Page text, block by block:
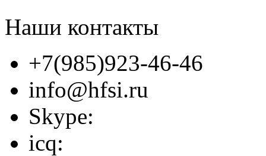
Наши контакты
+7(985)923-46-46
info@hfsi.ru
Skype:
icq: